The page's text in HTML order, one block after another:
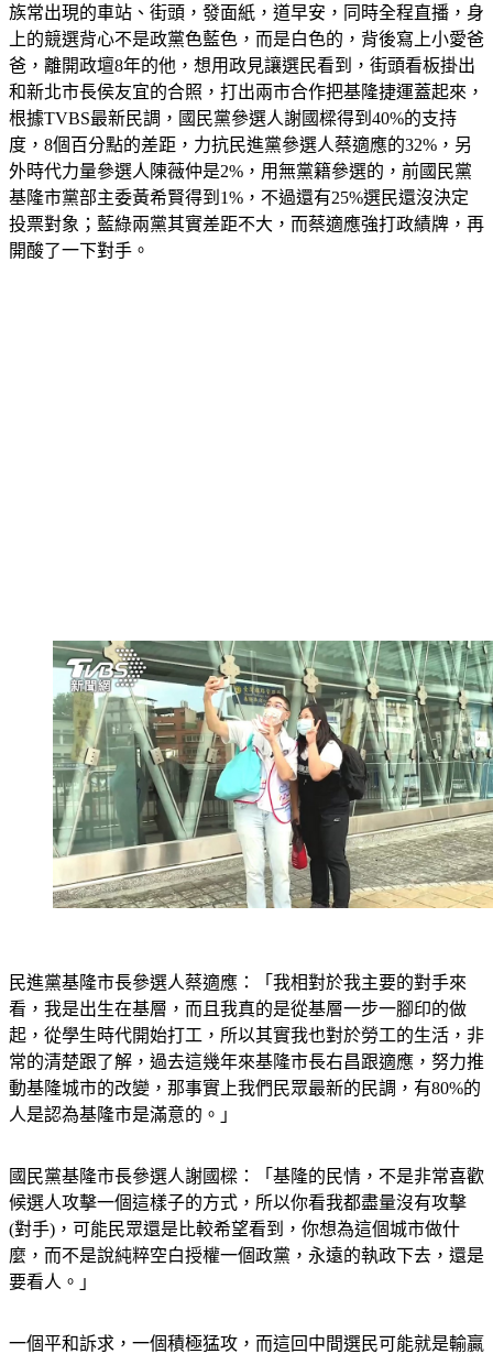
上的競選背心不是政黨色藍色，而是白色的，背後寫上小愛爸
爸，離開政壇8年的他，想用政見讓選民看到，街頭看板掛出
和新北市長侯友宜的合照，打出兩市合作把基隆捷運蓋起來，
根據TVBS最新民調，國民黨參選人謝國樑得到40%的支持
度，8個百分點的差距，力抗民進黨參選人蔡適應的32%，另
外時代力量參選人陳薇仲是2%，用無黨籍參選的，前國民黨
基隆市黨部主委黃希賢得到1%，不過還有25%選民還沒決定
投票對象；藍綠兩黨其實差距不大，而蔡適應強打政績牌，再
開酸了一下對手。
看，我是出生在基層，而且我真的是從基層一步一腳印的做
起，從學生時代開始打工，所以其實我也對於勞工的生活，非
常的清楚跟了解，過去這幾年來基隆市長右昌跟適應，努力推
動基隆城市的改變，那事實上我們民眾最新的民調，有80%的
人是認為基隆市是滿意的。」
候選人攻擊一個這樣子的方式，所以你看我都盡量沒有攻擊
(對手)，可能民眾還是比較希望看到，你想為這個城市做什
麼，而不是說純粹空白授權一個政黨，永遠的執政下去，還是
要看人。」
關鍵。